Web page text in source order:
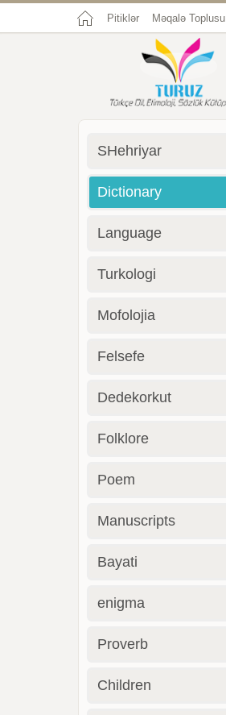
Pitiklər Məqalə Toplusu
SHehriyar
Dictionary
Language
Turkologi
Mofolojia
Felsefe
Dedekorkut
Folklore
Poem
Manuscripts
Bayati
enigma
Proverb
Children